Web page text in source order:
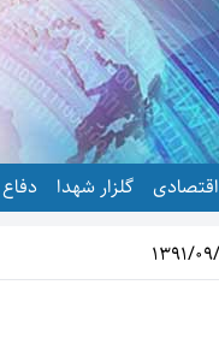
اقتصادی گلزار شهدا